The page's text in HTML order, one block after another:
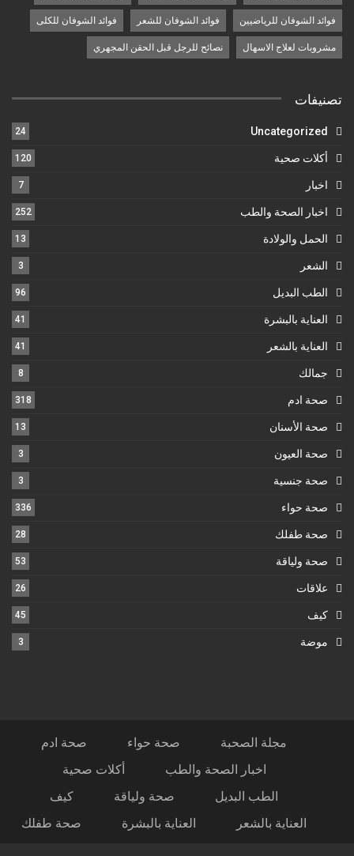
فوائد الشوفان للرياضيين فوائد الشوفان للشعر فوائد الشوفان للكلى
مشروبات لعلاج الاسهال نصائح للرجل قبل الحقن المجهري
تصنيفات
Uncategorized
24
أكلات صحية 120
اخبار 7
اخبار الصحة والطب 252
الحمل والولادة 13
الشعر 3
الطب البديل 96
العناية بالبشرة 41
العناية بالشعر 41
جمالك 8
صحة ادم 318
صحة الأسنان 13
صحة العيون 3
صحة جنسية 3
صحة حواء 336
صحة طفلك 28
صحة ولياقة 53
علاقات 26
كيف 45
موضة 3
مجلة الصحبة صحة حواء
صحة ادم
اخبار الصحة والطب
أكلات صحية
الطب البديل
صحة ولياقة
كيف
العناية بالشعر
العناية بالبشرة صحة طفلك